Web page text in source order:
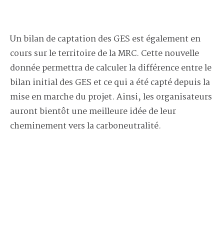
Un bilan de captation des GES est également en
cours sur le territoire de la MRC. Cette nouvelle
donnée permettra de calculer la différence entre le
bilan initial des GES et ce qui a été capté depuis la
mise en marche du projet. Ainsi, les organisateurs
auront bientôt une meilleure idée de leur
cheminement vers la carboneutralité.